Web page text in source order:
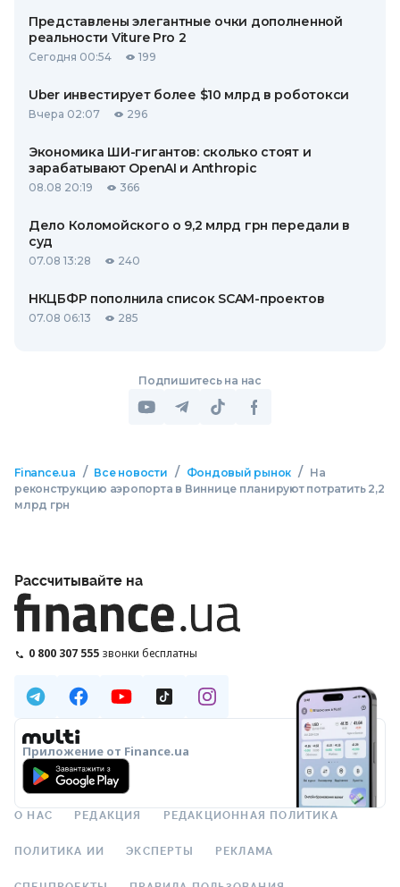
Представлены элегантные очки дополненной
реальности Viture Pro 2
Сегодня 00:54 199
Uber инвестирует более $10 млрд в роботокси
Вчера 02:07 296
Экономика ШИ-гигантов: сколько стоят и
зарабатывают OpenAI и Anthropic
08.08 20:19 366
Дело Коломойского о 9,2 млрд грн передали в
суд
07.08 13:28 240
НКЦБФР пополнила список SCAM-проектов
07.08 06:13 285
Подпишитесь на нас
Finance.ua / Все новости / Фондовый рынок /
На
реконструкцию аэропорта в Виннице планируют потратить 2,2
млрд грн
Рассчитывайте на
0 800 307 555 звонки бесплатны
Приложение от Finance.ua
О НАС РЕДАКЦИЯ РЕДАКЦИОННАЯ ПОЛИТИКА
ПОЛИТИКА ИИ ЭКСПЕРТЫ РЕКЛАМА